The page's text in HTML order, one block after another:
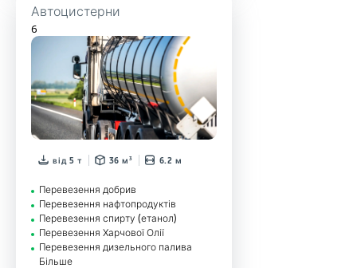
Автоцистерни
6
від 5 т 36 м³ 6.2 м
Перевезення добрив
Перевезення нафтопродуктів
Перевезення спирту (етанол)
Перевезення Харчової Олії
Перевезення дизельного палива
Більше